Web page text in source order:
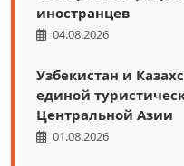
иностранцев
04.08.2026
Узбекистан и
единой
Центральной Азии
01.08.2026